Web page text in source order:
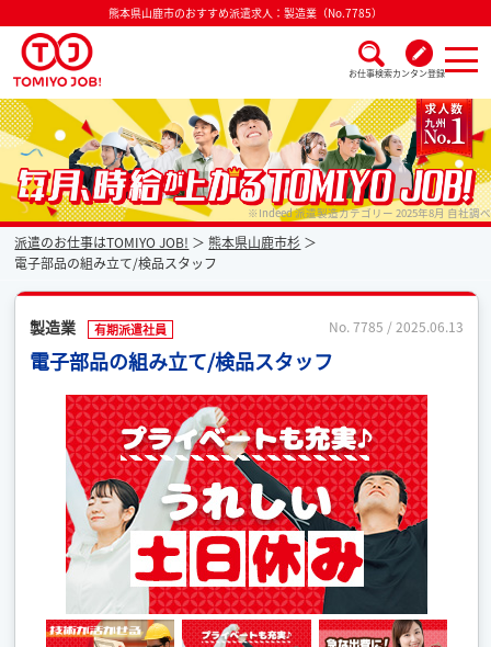
熊本県山鹿市のおすすめ派遣求人：製造業（No.7785）
お仕事検索カンタン登録
派遣なら毎月時給が上がるトミヨジョブ ※Indeed 派遣製造カテゴリー 2025年8月 自社調べ
派遣のお仕事はTOMIYO JOB!
熊本県山鹿市杉
電子部品の組み立て/検品スタッフ
製造業 有期派遣社員 No. 7785 / 2025.06.13
電子部品の組み立て/検品スタッフ